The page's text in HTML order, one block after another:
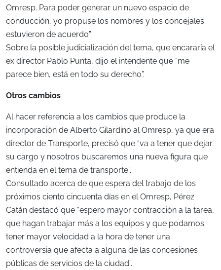
Omresp. Para poder generar un nuevo espacio de
conducción, yo propuse los nombres y los concejales
estuvieron de acuerdo”.
Sobre la posible judicialización del tema, que encararía el
ex director Pablo Punta, dijo el intendente que “me
parece bien, está en todo su derecho”.
Otros cambios
Al hacer referencia a los cambios que produce la
incorporación de Alberto Gilardino al Omresp, ya que era
director de Transporte, precisó que “va a tener que dejar
su cargo y nosotros buscaremos una nueva figura que
entienda en el tema de transporte”.
Consultado acerca de que espera del trabajo de los
próximos ciento cincuenta días en el Omresp, Pérez
Catán destacó que “espero mayor contracción a la tarea,
que hagan trabajar más a los equipos y que podamos
tener mayor velocidad a la hora de tener una
controversia que afecta a alguna de las concesiones
públicas de servicios de la ciudad”.